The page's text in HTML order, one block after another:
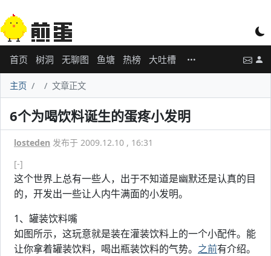
首页 树洞 无聊图 鱼塘 热榜 大吐槽
主页 文章正文
6个为喝饮料诞生的蛋疼小发明
losteden 发布于 2009.12.10 , 16:31
[-]
这个世界上总有一些人，出于不知道是幽默还是认真的目
的，开发出一些让人内牛满面的小发明。
1、罐装饮料嘴
如图所示，这玩意就是装在灌装饮料上的一个小配件。能
让你拿着罐装饮料，喝出瓶装饮料的气势。 之前有介绍。